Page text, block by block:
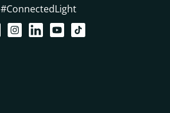
#ConnectedLight